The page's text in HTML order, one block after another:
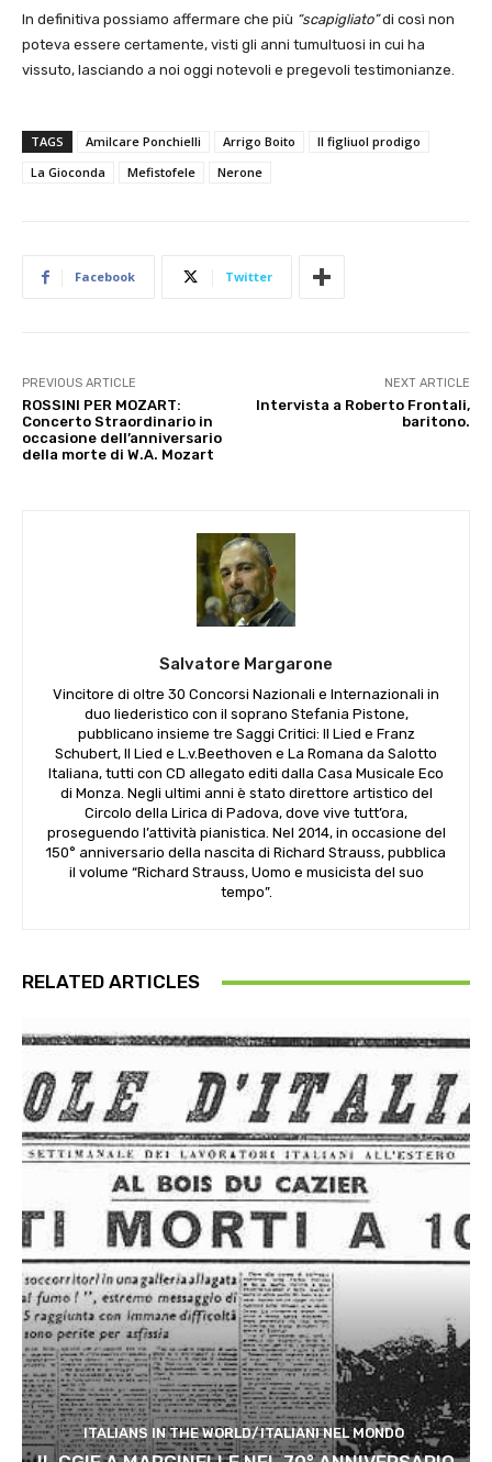
In definitiva possiamo affermare che più “scapigliato”di così non
poteva essere certamente, visti gli anni tumultuosi in cui ha
vissuto, lasciando a noi oggi notevoli e pregevoli testimonianze.
TAGS Amilcare Ponchielli Arrigo Boito
Il figliuol prodigo
La Gioconda
Mefistofele Nerone
Facebook Twitter
PREVIOUS ARTICLE
ROSSINI PER MOZART:
Concerto Straordinario in
occasione dell’anniversario
della morte di W.A. Mozart
NEXT ARTICLE
Intervista a Roberto Frontali,
baritono.
Salvatore Margarone
Vincitore di oltre 30 Concorsi Nazionali e Internazionali in
duo liederistico con il soprano Stefania Pistone,
pubblicano insieme tre Saggi Critici: Il Lied e Franz
Schubert, Il Lied e L.v.Beethoven e La Romana da Salotto
Italiana, tutti con CD allegato editi dalla Casa Musicale Eco
di Monza. Negli ultimi anni è stato direttore artistico del
Circolo della Lirica di Padova, dove vive tutt’ora,
proseguendo l’attività pianistica. Nel 2014, in occasione del
150° anniversario della nascita di Richard Strauss, pubblica
il volume “Richard Strauss, Uomo e musicista del suo
tempo”.
RELATED ARTICLES
ITALIANS IN THE WORLD/ITALIANI NEL MONDO